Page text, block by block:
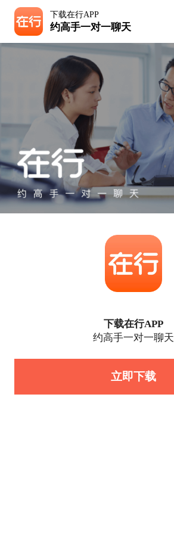
下载在行APP
约高手一对一聊天
下载在行APP
约高手一对一聊天
立即下载